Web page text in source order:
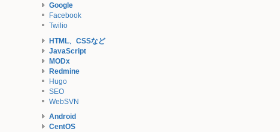
Google
Facebook
Twilio
HTML、CSSなど
JavaScript
MODx
Redmine
Hugo
SEO
WebSVN
Android
CentOS